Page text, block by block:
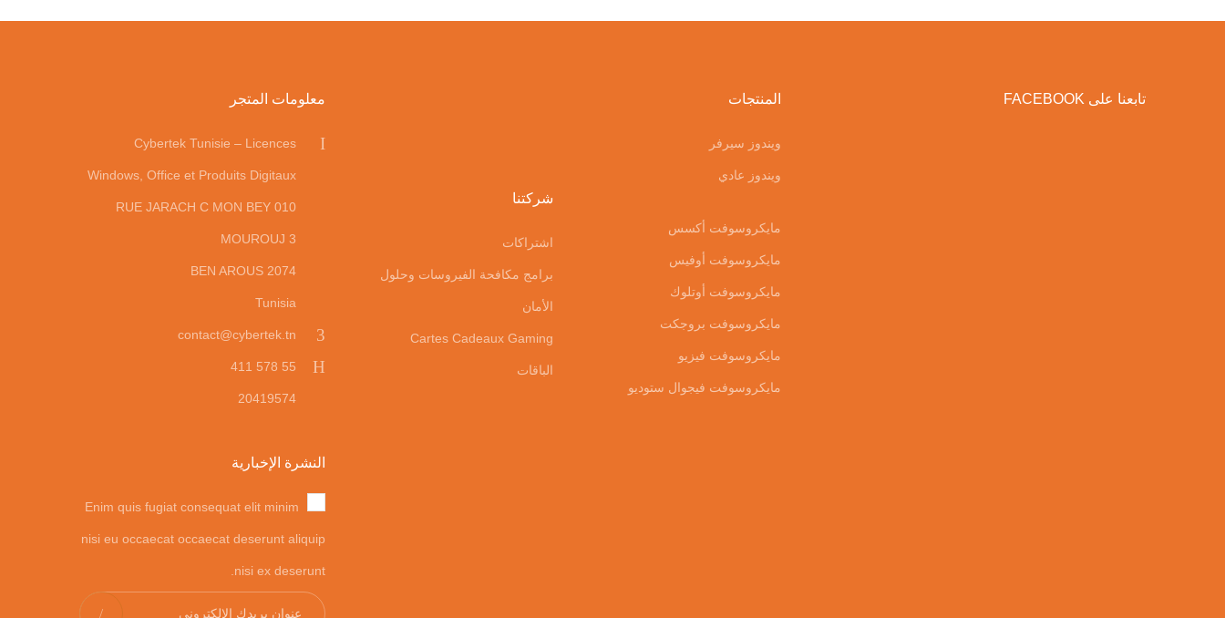
تابعنا على FACEBOOK المنتجات
ويندوز سيرفر
ويندوز عادي
مايكروسوفت أكسس
مايكروسوفت أوفيس
مايكروسوفت أوتلوك
مايكروسوفت بروجكت
مايكروسوفت فيزيو
مايكروسوفت فيجوال ستوديو
شركتنا
اشتراكات
برامج مكافحة الفيروسات وحلول
الأمان
Cartes Cadeaux Gaming
الباقات
معلومات المتجر
Cybertek Tunisie – Licences
Windows, Office et Produits Digitaux
010 RUE JARACH C MON BEY
MOUROUJ 3
2074 BEN AROUS
Tunisia
contact@cybertek.tn
55 578 411
20419574
النشرة الإخبارية
Enim quis fugiat consequat elit minim
nisi eu occaecat occaecat deserunt aliquip
nisi ex deserunt.